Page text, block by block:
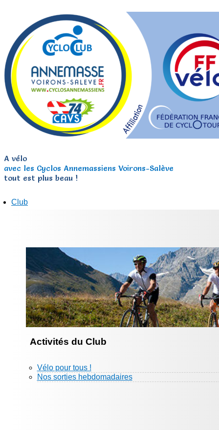
A vélo
avec les Cyclos Annemassiens Voirons-Salève
tout est plus beau !
Club
Activités du Club
Vélo pour tous !
Nos sorties hebdomadaires